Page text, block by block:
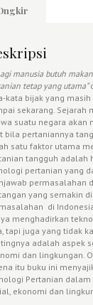
manusia butuh
tetap yang utama”
kata bijak yang masih
sekarang. Sejarah
suatu negara akan
bila pertaniannya
satu faktor utama
tangguh adalah
pertanian yang
permasalahan
yang semakin
di
menghadirkan
tapi juga yang tidak
adalah aspek
dan lingkungan.
itu buku ini
Pertanian
ekonomi dan